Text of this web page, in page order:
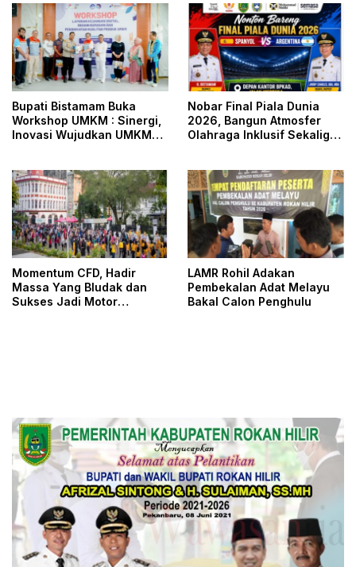
Bupati Bistamam Buka
Workshop UMKM : Sinergi,
Inovasi Wujudkan UMKM
Nobar Final Piala Dunia
2026, Bangun Atmosfer
Olahraga Inklusif Sekaligus
Masyarakat
Momentum CFD, Hadir
Massa Yang Bludak dan
Sukses Jadi Motor
LAMR Rohil Adakan
Pembekalan Adat Melayu
Bakal Calon Penghulu